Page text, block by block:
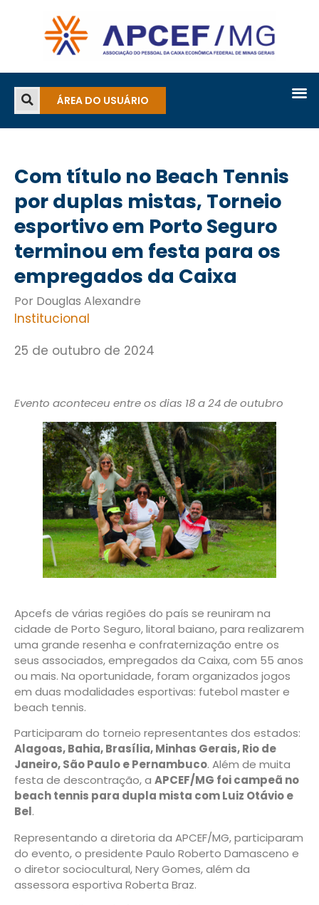
ÁREA DO USUÁRIO
Com título no Beach Tennis
por duplas mistas, Torneio
esportivo em Porto Seguro
terminou em festa para os
empregados da Caixa
Por Douglas Alexandre
Institucional
25 de outubro de 2024
Evento aconteceu entre os dias 18 a 24 de outubro
Apcefs de várias regiões do país se reuniram na
cidade de Porto Seguro, litoral baiano, para realizarem
uma grande resenha e confraternização entre os
seus associados, empregados da Caixa, com 55 anos
ou mais. Na oportunidade, foram organizados jogos
em duas modalidades esportivas: futebol master e
beach tennis.
Participaram do torneio representantes dos estados:
Alagoas, Bahia, Brasília, Minhas Gerais, Rio de
Janeiro, São Paulo e Pernambuco. Além de muita
festa de descontração, a APCEF/MG foi campeã no
beach tennis para dupla mista com Luiz Otávio e
Bel.
Representando a diretoria da APCEF/MG, participaram
do evento, o presidente Paulo Roberto Damasceno e
o diretor sociocultural, Nery Gomes, além da
assessora esportiva Roberta Braz.